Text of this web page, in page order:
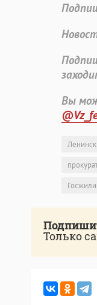
Вы
Только